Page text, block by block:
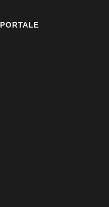
PORTALE